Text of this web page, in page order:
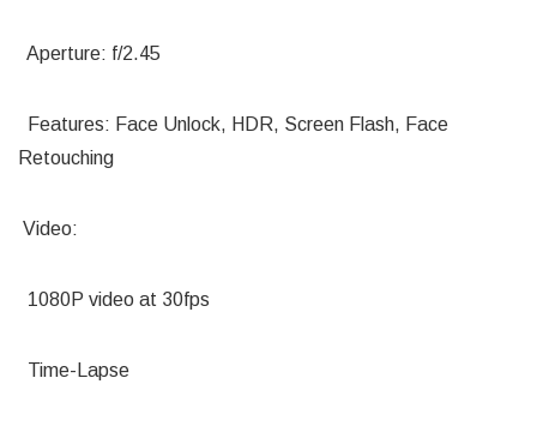
Aperture: f/2.45
Features: Face Unlock, HDR, Screen Flash, Face
Retouching
Video:
1080P video at 30fps
Time-Lapse